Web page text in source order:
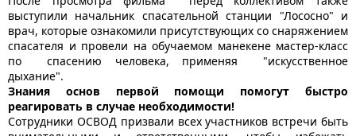
выступили начальник спасательной станции "Лососно" и
врач, которые ознакомили присутствующих со снаряжением
спасателя и провели на обучаемом манекене мастер-класс
по спасению человека, применяя "искусственное
дыхание".
Знания основ первой помощи помогут быстро
реагировать в случае необходимости!
Сотрудники ОСВОД призвали всех участников встречи быть